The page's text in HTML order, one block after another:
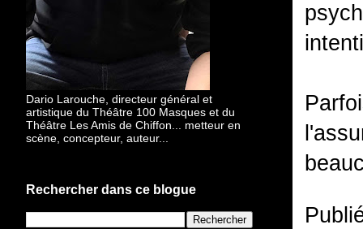
Dario Larouche, directeur général et
artistique du Théâtre 100 Masques et du
Théâtre Les Amis de Chiffon... metteur en
scène, concepteur, auteur...
Rechercher dans ce blogue